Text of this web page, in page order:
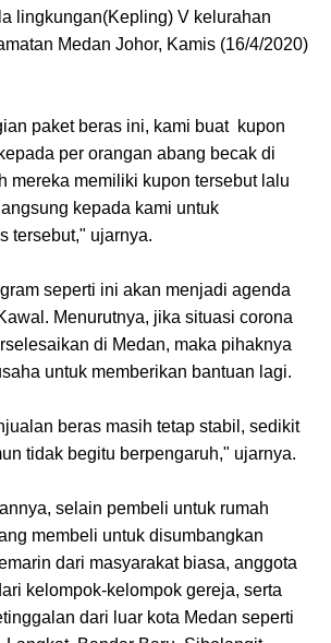
lingkungan(Kepling) V kelurahan
Medan Johor, Kamis (16/4/2020)
paket beras ini, kami buat kupon
per orangan abang becak di
mereka memiliki kupon tersebut lalu
kepada kami untuk
tersebut," ujarnya.
seperti ini akan menjadi agenda
Menurutnya, jika situasi corona
di Medan, maka pihaknya
untuk memberikan bantuan lagi.
beras masih tetap stabil, sedikit
tidak begitu berpengaruh," ujarnya.
selain pembeli untuk rumah
membeli untuk disumbangkan
dari masyarakat biasa, anggota
kelompok-kelompok gereja, serta
dari luar kota Medan seperti